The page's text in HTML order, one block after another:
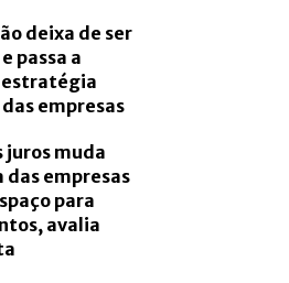
deixa de ser
passa a
empresas
juros muda
empresas
para
avalia